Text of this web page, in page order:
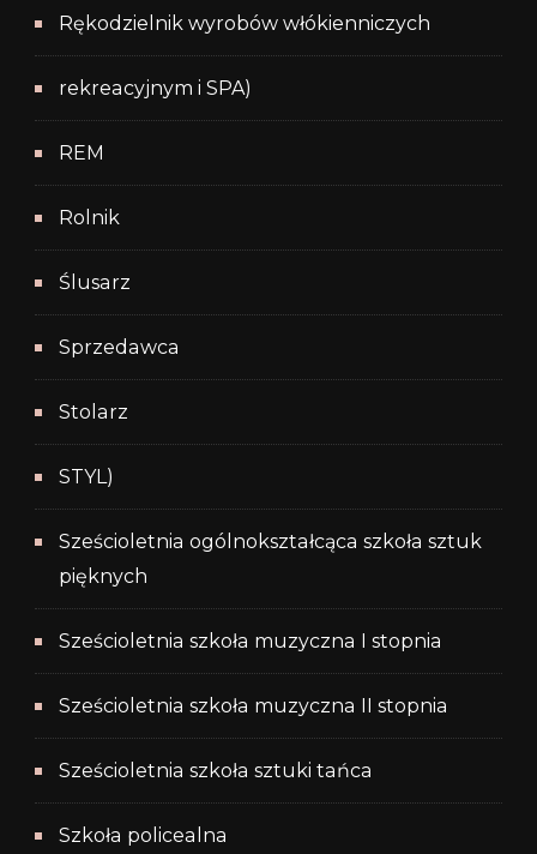
Rękodzielnik wyrobów włókienniczych
rekreacyjnym i SPA)
REM
Rolnik
Ślusarz
Sprzedawca
Stolarz
STYL)
Sześcioletnia ogólnokształcąca szkoła sztuk
pięknych
Sześcioletnia szkoła muzyczna I stopnia
Sześcioletnia szkoła muzyczna II stopnia
Sześcioletnia szkoła sztuki tańca
Szkoła policealna